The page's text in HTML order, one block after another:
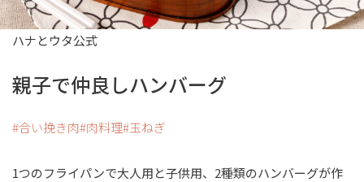
ハナとウタ公式
親子で仲良しハンバーグ
合い挽き肉 肉料理 玉ねぎ
1つのフライパンで大人用と子供用、2種類のハンバーグが作